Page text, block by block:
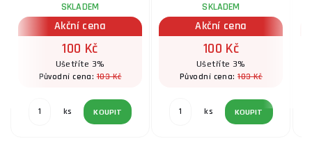
SKLADEM
Akční cena
100 Kč
Ušetříte 3%
Původní cena:103 Kč
ks KOUPIT
SKLADEM
Akční cena
100 Kč
Ušetříte 3%
Původní cena:103 Kč
ks KOUPIT